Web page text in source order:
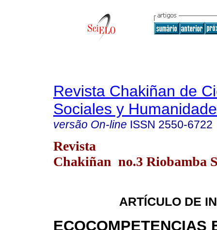
Revista Chakiñan de
Sociales y
versão On-line ISSN 2550-6722
Revista
Chakiñan no.3 Riobamba
ARTÍCULO DE
ECOCOMPETENCIAS